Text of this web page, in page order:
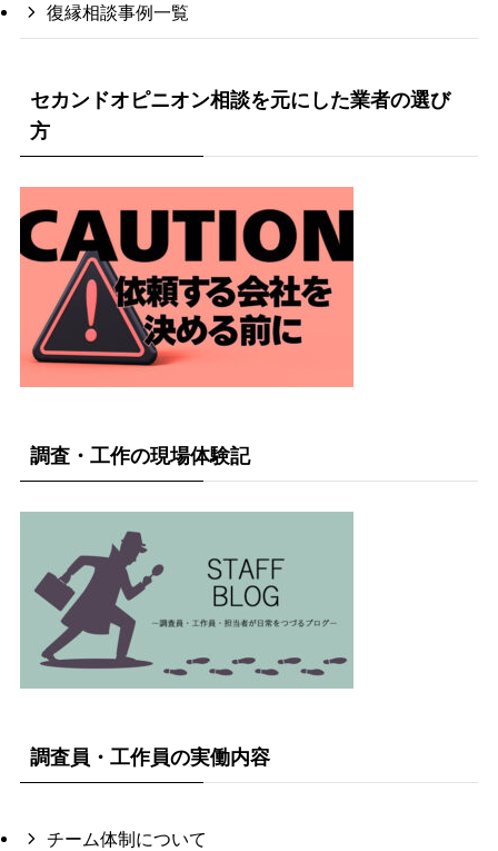
復縁相談事例一覧
セカンドオピニオン相談を元にした業者の選び
方
調査・工作の現場体験記
調査員・工作員の実働内容
チーム体制について